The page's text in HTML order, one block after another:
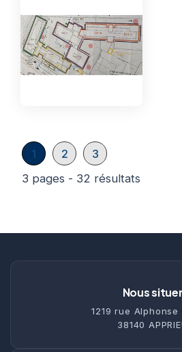
1 2
3
3 pages - 32 résultats
Nous situer
1219 rue Alphonse
38140